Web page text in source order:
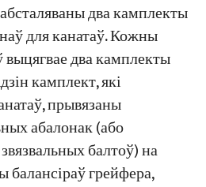
два камплекты
для канатаў. Кожны
два камплекты
камплект, які
прывязаны
абалонак (або
балтоў) на
балансіраў грейфера,